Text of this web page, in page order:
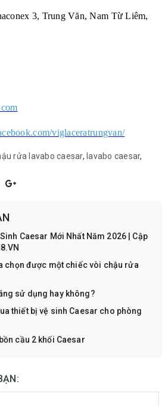
3, Trung Văn, Nam Từ Liêm,
viglaceratrungvan/
rửa lavabo caesar, lavabo caesar,
Caesar Mới Nhất Năm 2026 | Cập
chọn được một chiếc vòi chậu rửa
sử dụng hay không?
thiết bị vệ sinh Caesar cho phòng
cầu 2 khối Caesar